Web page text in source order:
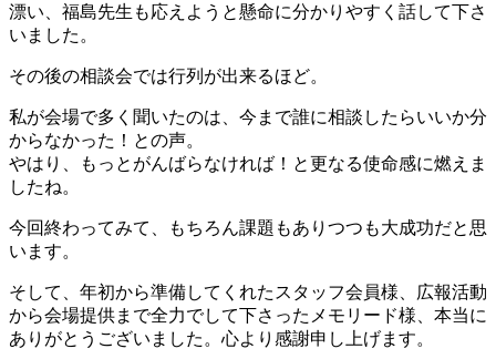
漂い、福島先生も応えようと懸命に分かりやすく話して下さ
いました。
その後の相談会では行列が出来るほど。
私が会場で多く聞いたのは、今まで誰に相談したらいいか分
からなかった！との声。
やはり、もっとがんばらなければ！と更なる使命感に燃えま
したね。
今回終わってみて、もちろん課題もありつつも大成功だと思
います。
そして、年初から準備してくれたスタッフ会員様、広報活動
から会場提供まで全力でして下さったメモリード様、本当に
ありがとうございました。心より感謝申し上げます。